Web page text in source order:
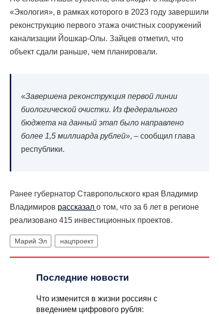
«Экология», в рамках которого в 2023 году завершили
реконструкцию первого этажа очистных сооружений
канализации Йошкар-Олы. Зайцев отметил, что
объект сдали раньше, чем планировали.
«Завершена реконструкция первой линии
биологической очистки. Из федерального
бюджета на данный этап было направлено
более 1,5 миллиарда рублей», – сообщил глава
республики.
Ранее губернатор Ставропольского края Владимир
Владимиров рассказал о том, что за 6 лет в регионе
реализовано 415 инвестиционных проектов.
Марий Эл нацпроект
Последние новости
Что изменится в жизни россиян с
введением цифрового рубля: